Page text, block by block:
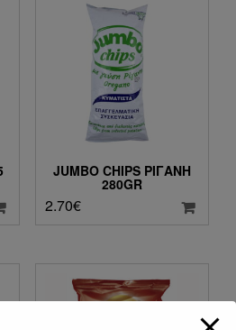
JUMBO CHIPS ΡΙΓΑΝΗ
280GR
2.70€